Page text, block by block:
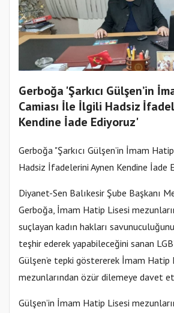
Gerboğa 'Şarkıcı Gülşen’in
Camiası İle İlgili Hadsiz
Kendine İade Ediyoruz'
Gerboğa "Şarkıcı Gülşen’in İmam
Hadsiz İfadelerini Aynen Kendine İade
Diyanet-Sen Balıkesir Şube Başkanı
Gerboğa, İmam Hatip Lisesi
suçlayan kadın hakları
teşhir ederek yapabileceğini sanan
Gülşen’e tepki göstererek İmam Hatip
mezunlarından özür dilemeye davet
Gülşen’in İmam Hatip Lisesi